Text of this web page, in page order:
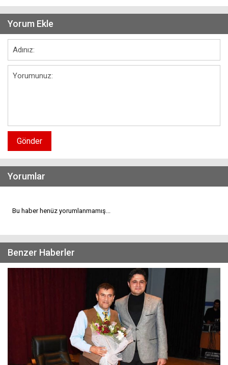
Yorum Ekle
Gönder
Yorumlar
Bu haber henüz yorumlanmamış...
Benzer Haberler